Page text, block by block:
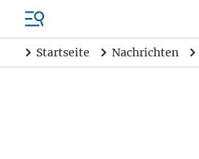
Startseite Nachrichten